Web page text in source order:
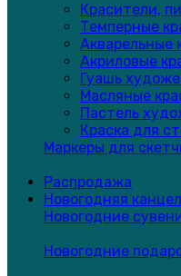
Красители,
Темперные
Акварельные
Акриловые
Гуашь
Масляные
Пастель
Краска для
Маркеры для
Распродажа
Новогодняя
Новогодние
Новогодние